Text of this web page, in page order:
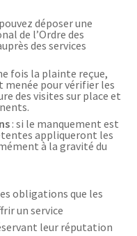
déposer une
de l’Ordre des
des services
fois la plainte reçue,
menée pour vérifier les
des visites sur place et
: si le manquement est
appliqueront les
à la gravité du
obligations que les
un service
leur réputation